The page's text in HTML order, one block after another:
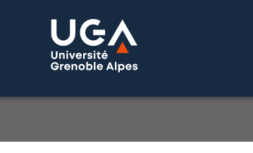
Service d'authentification aux services